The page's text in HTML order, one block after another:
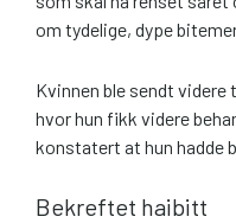
om tydelige, dype
Kvinnen ble sendt videre
hvor hun fikk videre
konstatert at hun hadde
Bekreftet haibitt